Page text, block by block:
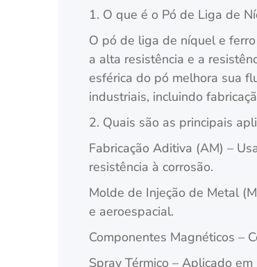
1. O que é o Pó de Liga de
O pó de liga de níquel e
a alta resistência e a
esférica do pó melhora sua
industriais, incluindo
2. Quais são as principais
Fabricação Aditiva (AM) –
resistência à corrosão.
Molde de Injeção de Metal
e aeroespacial.
Componentes Magnéticos –
Spray Térmico – Aplicado